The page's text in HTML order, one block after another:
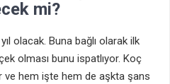
mi?
olacak. Buna bağlı olarak ilk
olması bunu ispatlıyor. Koç
ve hem işte hem de aşkta şans